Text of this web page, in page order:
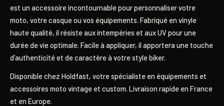
est un accessoire incontournable pour personnaliser votre
moto, votre casque ou vos équipements. Fabriqué en vinyle
haute qualité, il résiste aux intempéries et aux UV pour une
durée de vie optimale. Facile à appliquer, il apportera une touche
d’authenticité et de caractère à votre style biker.
Disponible chez Holdfast, votre spécialiste en équipements et
accessoires moto vintage et custom. Livraison rapide en France
et en Europe.